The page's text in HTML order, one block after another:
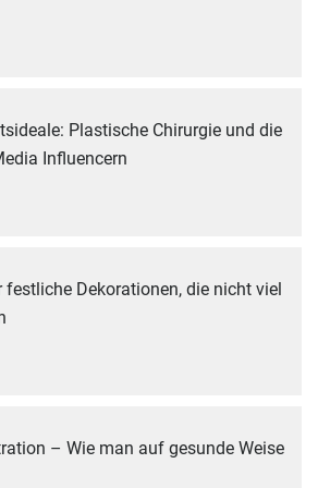
Plastische Chirurgie und die
Influencern
festliche Dekorationen, die nicht viel
– Wie man auf gesunde Weise